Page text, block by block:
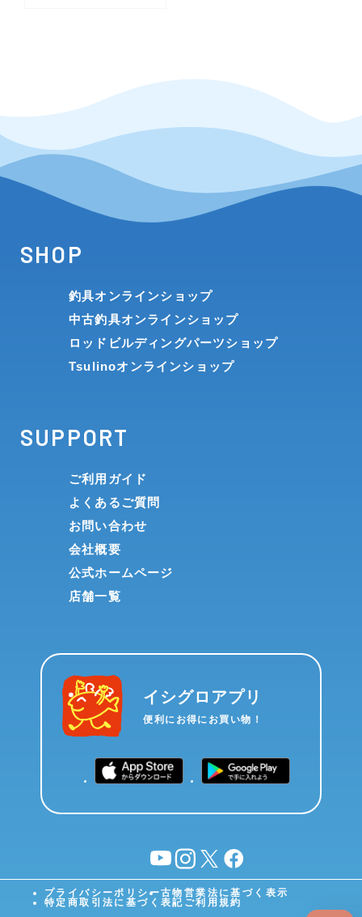
SHOP
釣具オンラインショップ
中古釣具オンラインショップ
ロッドビルディングパーツショップ
Tsulinoオンラインショップ
SUPPORT
ご利用ガイド
よくあるご質問
お問い合わせ
会社概要
公式ホームページ
店舗一覧
イシグロアプリ
便利にお得にお買い物！
YouTubeinstagram
X facebook
プライバシーポリシー古物営業法に基づく表示
特定商取引法に基づく表記 ご利用規約